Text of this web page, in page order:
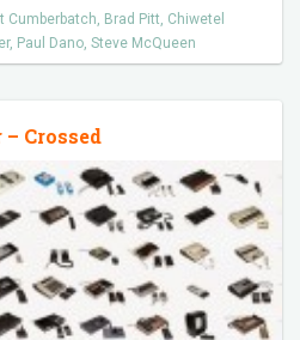
Cumberbatch, Brad Pitt, Chiwetel
, Paul Dano, Steve McQueen
Crossed